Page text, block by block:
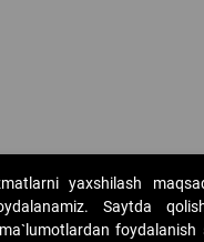
yaxshilash
Saytda
foydalanish